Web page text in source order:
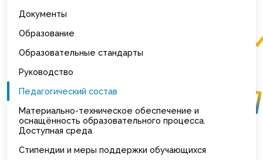
Документы
Образование
Образовательные стандарты
Руководство
Педагогический состав
Материально-техническое обеспечение и
оснащённость образовательного процесса.
Доступная среда
Стипендии и меры поддержки обучающихся